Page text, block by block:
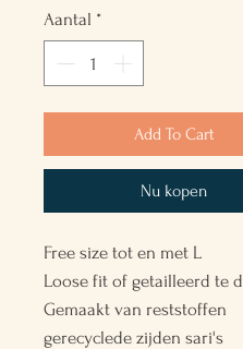
Aantal *
Add To Cart
Nu kopen
Free size tot en met L
Loose fit of getailleerd te
Gemaakt van reststoffen
gerecyclede zijden sari's